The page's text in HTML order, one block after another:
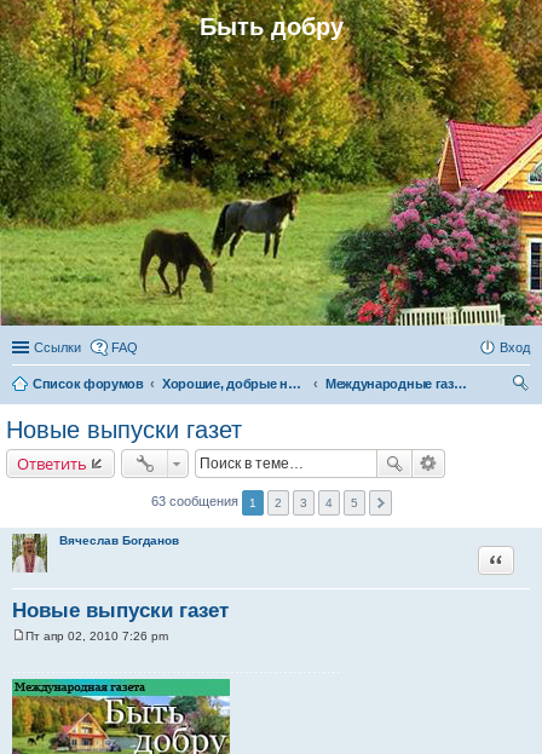
Быть добру
Ссылки FAQ Вход
Список форумов Хорошие, добрые новости и их распространение в обществе
Международные газеты «Быть добру», «Родная газета» и «Родовое поместье»
Новые выпуски газет
Ответить
63 сообщения 1 2 3 4 5
Вячеслав Богданов
Новые выпуски газет
Цитата
о
б
щ
е
н
и
Пт апр 02, 2010 7:26 pm
....................................................................